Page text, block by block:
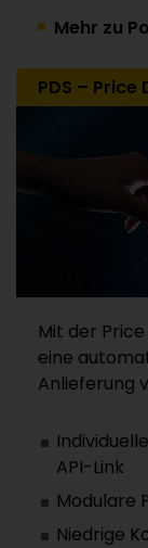
Mehr zu
PDS –
Mit der
eine
Anlieferung
API-Link
Modulare
Niedrige